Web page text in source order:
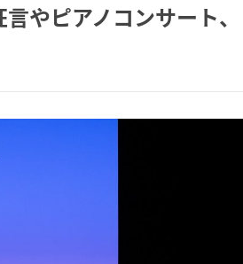
やピアノコンサート、